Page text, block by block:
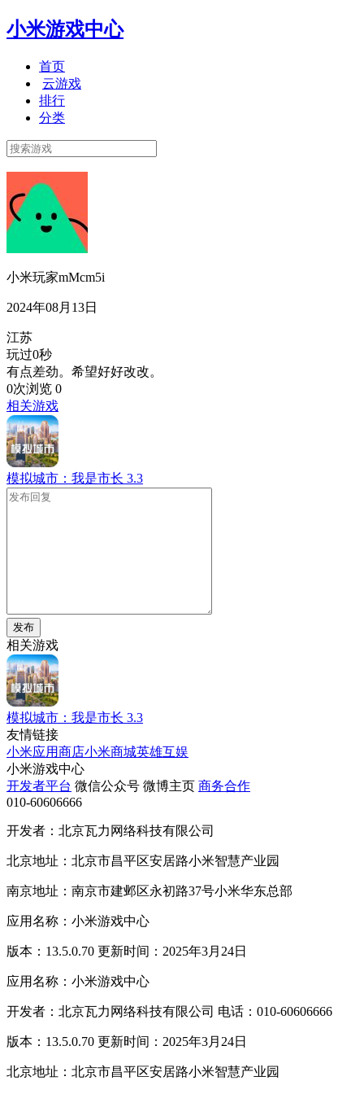
小米游戏中心
首页
云游戏
排行
分类
小米玩家mMcm5i
2024年08月13日
江苏
玩过0秒
有点差劲。希望好好改改。
0次浏览 0
相关游戏
模拟城市：我是市长 3.3
发布
相关游戏
模拟城市：我是市长 3.3
友情链接
小米应用商店小米商城英雄互娱
小米游戏中心
开发者平台 微信公众号 微博主页 商务合作
010-60606666
开发者：北京瓦力网络科技有限公司
北京地址：北京市昌平区安居路小米智慧产业园
南京地址：南京市建邺区永初路37号小米华东总部
应用名称：小米游戏中心
版本：13.5.0.70 更新时间：2025年3月24日
应用名称：小米游戏中心
开发者：北京瓦力网络科技有限公司 电话：010-60606666
版本：13.5.0.70 更新时间：2025年3月24日
北京地址：北京市昌平区安居路小米智慧产业园